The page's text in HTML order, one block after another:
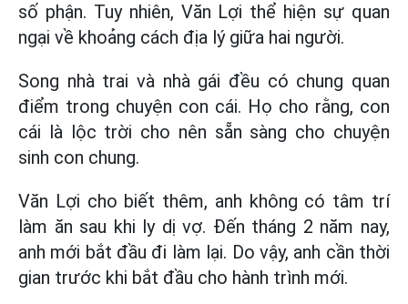
số phận. Tuy nhiên, Văn Lợi thể hiện sự quan
ngại về khoảng cách địa lý giữa hai người.
Song nhà trai và nhà gái đều có chung quan
điểm trong chuyện con cái. Họ cho rằng, con
cái là lộc trời cho nên sẵn sàng cho chuyện
sinh con chung.
Văn Lợi cho biết thêm, anh không có tâm trí
làm ăn sau khi ly dị vợ. Đến tháng 2 năm nay,
anh mới bắt đầu đi làm lại. Do vậy, anh cần thời
gian trước khi bắt đầu cho hành trình mới.